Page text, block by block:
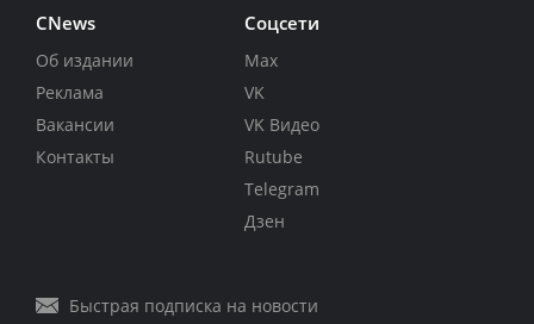
CNews
Об издании
Реклама
Вакансии
Контакты
Соцсети
Max
VK
VK Видео
Rutube
Telegram
Дзен
Быстрая подписка на новости